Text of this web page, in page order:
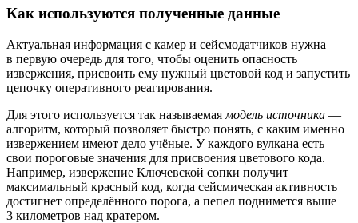
Как используются полученные данные
Актуальная информация с камер и сейсмодатчиков нужна
в первую очередь для того, чтобы оценить опасность
извержения, присвоить ему нужный цветовой код и запустить
цепочку оперативного реагирования.
Для этого используется так называемая модель источника —
алгоритм, который позволяет быстро понять, с каким именно
извержением имеют дело учёные. У каждого вулкана есть
свои пороговые значения для присвоения цветового кода.
Например, извержение Ключевской сопки получит
максимальный красный код, когда сейсмическая активность
достигнет определённого порога, а пепел поднимется выше
3 километров над кратером.